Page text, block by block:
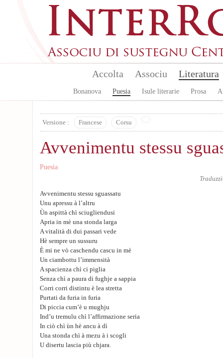
Accolta Associu Literatura
Bonanova Puesia Isule literarie Prosa
Versione : Francese Corsu
Avvenimentu stessu
Puesia
Avvenimentu stessu sguassatu
Unu apressu à l’altru
Ùn aspittà chì sciugliendusi
Apria in mè una stonda larga
A vitalità di dui passari vede
Hè sempre un sussuru
È mi ne vò caschendu cascu in mè
Un ciambottu l’immensità
A spacienza chì ci piglia
Senza chì a paura di fughje a sappia
Corri corri distintu è lea stretta
Purtati da furia in furia
Di piccia cum’è u mughju
Ind’u tremulu chì l’affirmazione seria
In ciò chì ùn hè ancu à dì
Una stonda chì à mezu à i scogli
U disertu lascia più chjara.